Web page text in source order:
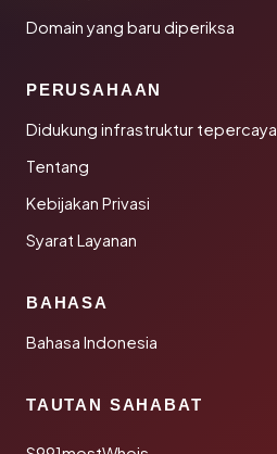
Domain yang baru diperiksa
PERUSAHAAN
Didukung infrastruktur tepercaya
Tentang
Kebijakan Privasi
Syarat Layanan
BAHASA
Bahasa Indonesia
TAUTAN SAHABAT